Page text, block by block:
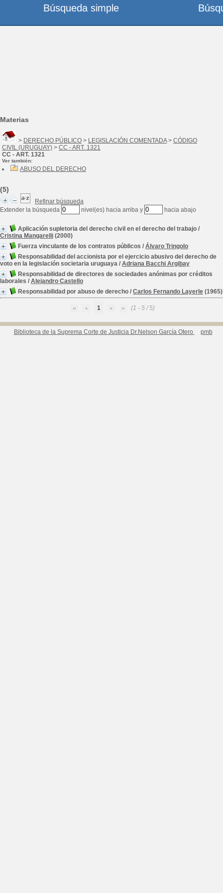
Materias
> DERECHO PÚBLICO > LEGISLACIÓN COMENTADA> CÓDIGO
CIVIL (URUGUAY) > CC - ART. 1321
CC - ART. 1321
Ver también:
ABUSO DEL DERECHO
(5)
Refinar búsqueda
Extender la búsqueda
nivel(es) hacia arriba y hacia abajo
Aplicación supletoria del derecho civil en el derecho del trabajo /
Cristina Mangarelli (2000)
Fuerza vinculante de los contratos públicos / Álvaro Tringolo
Responsabilidad del accionista por el ejercicio abusivo del derecho de
voto en la legislación societaria uruguaya / Adriana Bacchi Argibay
Responsabilidad de directores de sociedades anónimas por créditos
laborales / Alejandro Castello
Responsabilidad por abuso de derecho / Carlos Fernando Layerle (1965)
1 (1 - 5 / 5)
Biblioteca de la Suprema Corte de Justicia Dr.Nelson García Otero pmb
Búsqueda simple